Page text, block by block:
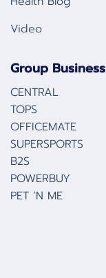
Video
Group Business
CENTRAL
TOPS
OFFICEMATE
SUPERSPORTS
B2S
POWERBUY
PET ‘N ME